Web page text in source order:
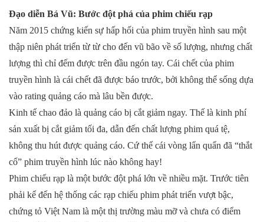
Đạo diễn Bá Vũ: Bước đột phá của phim chiếu rạp
Năm 2015 chứng kiến sự hấp hối của phim truyền hình sau một
thập niên phát triển từ từ cho đến vũ bão về số lượng, nhưng chất
lượng thì chỉ đếm được trên đầu ngón tay. Cái chết của phim
truyền hình là cái chết đã được báo trước, bởi không thể sống dựa
vào rating quảng cáo mà lâu bền được.
Kinh tế chao đảo là quảng cáo bị cắt giảm ngay. Thế là kinh phí
sản xuất bị cắt giảm tối đa, dẫn đến chất lượng phim quá tệ,
không thu hút được quảng cáo. Cứ thế cái vòng lẩn quẩn đã “thắt
cổ” phim truyền hình lúc nào không hay!
Phim chiếu rạp là một bước đột phá lớn về nhiều mặt. Trước tiên
phải kể đến hệ thống các rạp chiếu phim phát triển vượt bậc,
chứng tỏ Việt Nam là một thị trường màu mỡ và chưa có điểm